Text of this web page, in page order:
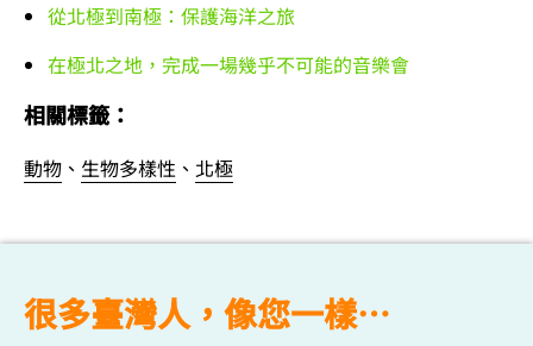
從北極到南極：保護海洋之旅
在極北之地，完成一場幾乎不可能的音樂會
相關標籤：
動物 、 生物多樣性 、 北極
很多臺灣人，像您一樣…